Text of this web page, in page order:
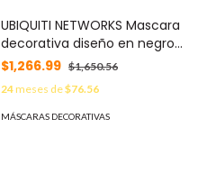
UBIQUITI NETWORKS Mascara
decorativa diseño en negro
para UAP-HD-IW paquete de
3 mascaras. MOD: IW-HD-
BK-3
$1,266.99 $1,650.56
24meses de$76.56
MÁSCARAS DECORATIVAS